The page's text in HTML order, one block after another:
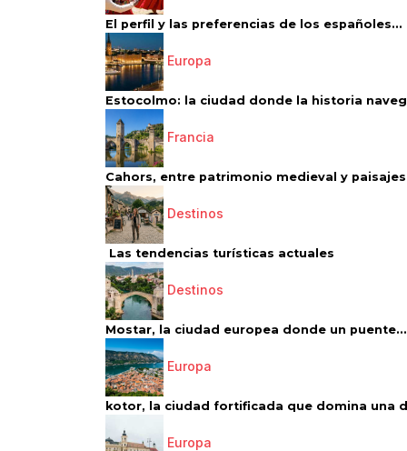
El perfil y las preferencias de los españoles...
Europa
Estocolmo: la ciudad donde la historia
Francia
Cahors, entre patrimonio medieval y paisajes
Destinos
Las tendencias turísticas actuales
Destinos
Mostar, la ciudad europea donde un puente...
Europa
kotor, la ciudad fortificada que domina una
Europa